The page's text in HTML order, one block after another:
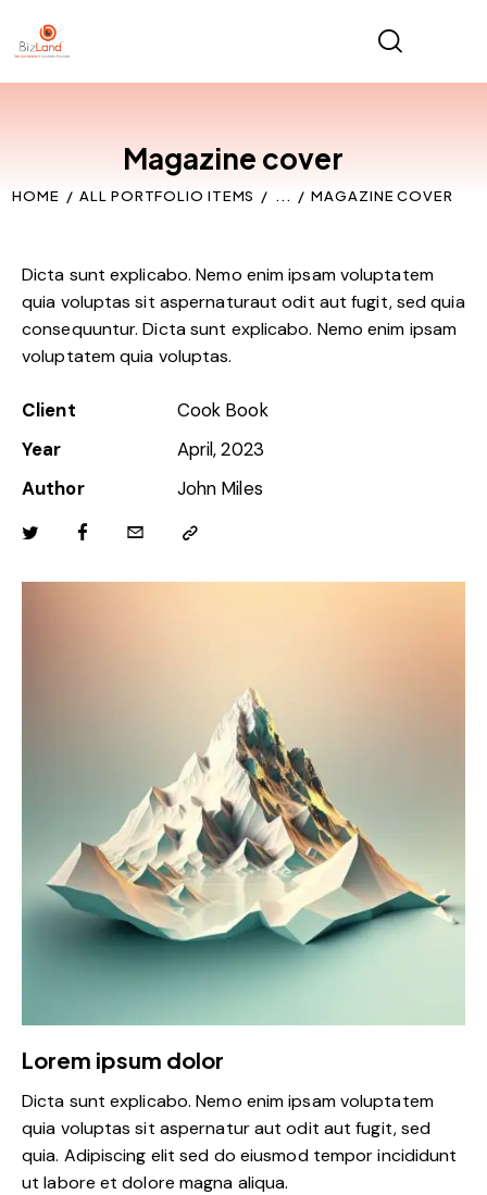
Magazine cover
HOME ALL PORTFOLIO ITEMS ... MAGAZINE COVER
Dicta sunt explicabo. Nemo enim ipsam voluptatem
quia voluptas sit aspernaturaut odit aut fugit, sed quia
consequuntur. Dicta sunt explicabo. Nemo enim ipsam
voluptatem quia voluptas.
Client
Cook Book
Year
April, 2023
Author
John Miles
Lorem ipsum dolor
Dicta sunt explicabo. Nemo enim ipsam voluptatem
quia voluptas sit aspernatur aut odit aut fugit, sed
quia. Adipiscing elit sed do eiusmod tempor incididunt
ut labore et dolore magna aliqua.